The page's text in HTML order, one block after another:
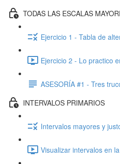
TODAS LAS ESCALAS
Ejercicio 1 - Tabla de
Ejercicio 2 - Lo practico
ASESORÍA #1 - Tres
INTERVALOS PRIMARIOS
Intervalos mayores y
Visualizar intervalos en